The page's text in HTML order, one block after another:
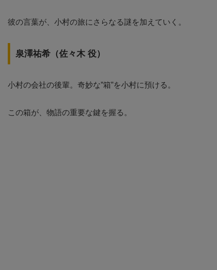
彼の言葉が、小村の旅にさらなる謎を加えていく。
泉澤祐希（佐々木 役）
小村の会社の後輩。奇妙な”箱”を小村に預ける。
この箱が、物語の重要な鍵を握る。